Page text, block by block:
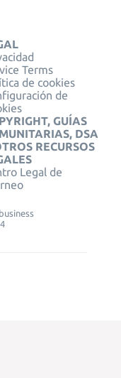
Terms
de cookies
de
GUÍAS
DSA
RECURSOS
Legal de